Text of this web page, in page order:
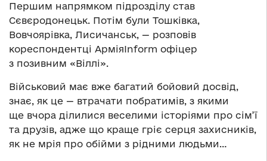
Першим напрямком підрозділу став
Сєвєродонецьк. Потім були Тошківка,
Вовчоярівка, Лисичанськ, — розповів
кореспондентці АрміяInform офіцер
з позивним «Віллі».
Військовий має вже багатий бойовий досвід,
знає, як це — втрачати побратимів, з якими
ще вчора ділилися веселими історіями про сім’ї
та друзів, адже що краще гріє серця захисників,
як не мрія про обійми з рідними людьми…